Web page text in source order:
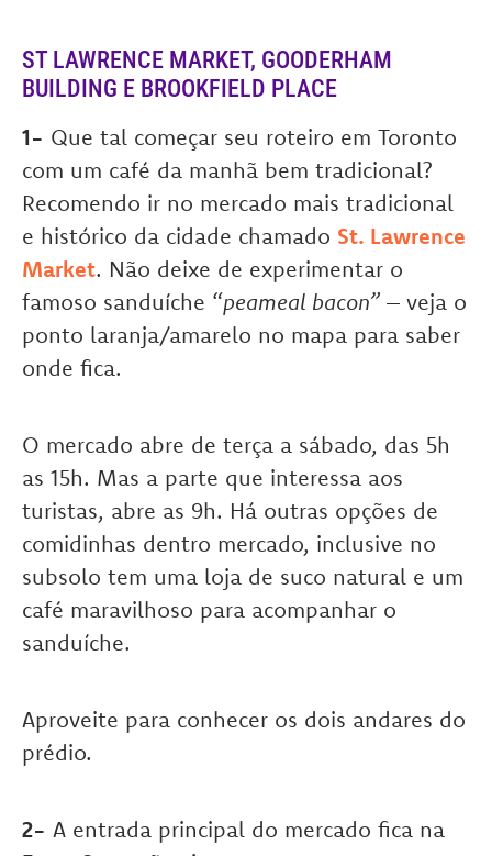
ST LAWRENCE MARKET, GOODERHAM
BUILDING E BROOKFIELD PLACE
1- Que tal começar seu roteiro em Toronto
com um café da manhã bem tradicional?
Recomendo ir no mercado mais tradicional
e histórico da cidade chamado St. Lawrence
Market. Não deixe de experimentar o
famoso sanduíche “peameal bacon” – veja o
ponto laranja/amarelo no mapa para saber
onde fica.
O mercado abre de terça a sábado, das 5h
as 15h. Mas a parte que interessa aos
turistas, abre as 9h. Há outras opções de
comidinhas dentro mercado, inclusive no
subsolo tem uma loja de suco natural e um
café maravilhoso para acompanhar o
sanduíche.
Aproveite para conhecer os dois andares do
prédio.
2- A entrada principal do mercado fica na